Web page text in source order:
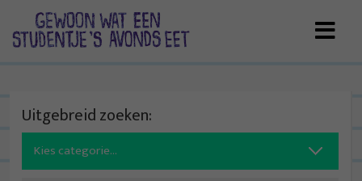
Uitgebreid zoeken:
Search
for: